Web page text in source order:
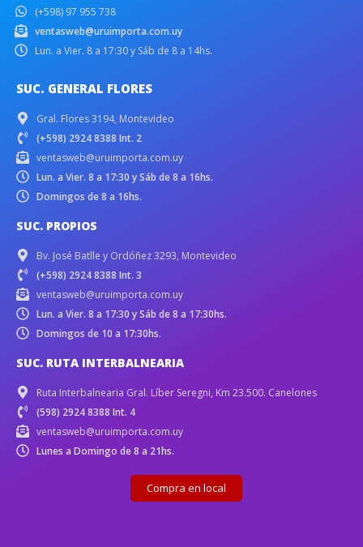
(+598) 97 955 738
ventasweb@uruimporta.com.uy
Lun. a Vier. 8 a 17:30 y Sáb de 8 a 14hs.
SUC. GENERAL FLORES
Gral. Flores 3194, Montevideo
(+598) 2924 8388 Int. 2
ventasweb@uruimporta.com.uy
Lun. a Vier. 8 a 17:30 y Sáb de 8 a 16hs.
Domingos de 8 a 16hs.
SUC. PROPIOS
Bv. José Batlle y Ordóñez 3293, Montevideo
(+598) 2924 8388 Int. 3
ventasweb@uruimporta.com.uy
Lun. a Vier. 8 a 17:30 y Sáb de 8 a 17:30hs.
Domingos de 10 a 17:30hs.
SUC. RUTA INTERBALNEARIA
Ruta Interbalnearia Gral. Líber Seregni, Km 23.500. Canelones
(598) 2924 8388 Int. 4
ventasweb@uruimporta.com.uy
Lunes a Domingo de 8 a 21hs.
Compra en local